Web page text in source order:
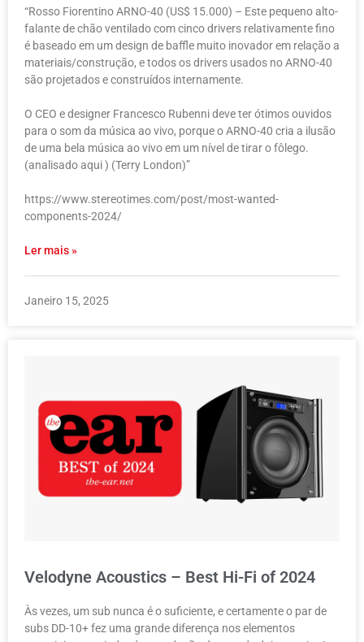
“Rosso Fiorentino ARNO-40 (US$ 15.000) – Este pequeno alto-
falante de chão ventilado com cinco drivers relativamente fino
é baseado em um design de baffle muito inovador em relação a
materiais/construção, e todos os drivers usados no ARNO-40
são projetados e construídos internamente.
O CEO e designer Francesco Rubenni deve ter ótimos ouvidos
para o som da música ao vivo, porque o ARNO-40 cria a ilusão
de uma bela música ao vivo em um nível de tirar o fôlego.
(analisado aqui ) (Terry London)”
https://www.stereotimes.com/post/most-wanted-
components-2024/
Ler mais »
Janeiro 15, 2025
Velodyne Acoustics – Best Hi-Fi of 2024
Às vezes, um sub nunca é o suficiente, e certamente o par de
subs DD-10+ fez uma grande diferença nos elementos